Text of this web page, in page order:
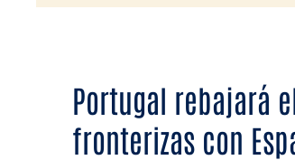
Portugal rebajará
fronterizas con